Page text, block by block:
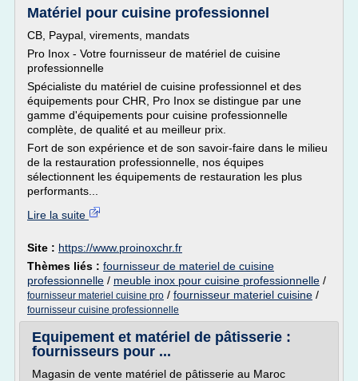
Matériel pour cuisine professionnel
CB, Paypal, virements, mandats
Pro Inox - Votre fournisseur de matériel de cuisine
professionnelle
Spécialiste du matériel de cuisine professionnel et des
équipements pour CHR, Pro Inox se distingue par une
gamme d'équipements pour cuisine professionnelle
complète, de qualité et au meilleur prix.
Fort de son expérience et de son savoir-faire dans le milieu
de la restauration professionnelle, nos équipes
sélectionnent les équipements de restauration les plus
performants...
Lire la suite
Site : https://www.proinoxchr.fr
Thèmes liés : fournisseur de materiel de cuisine
professionnelle / meuble inox pour cuisine professionnelle /
fournisseur materiel cuisine pro / fournisseur materiel cuisine /
fournisseur cuisine professionnelle
Equipement et matériel de pâtisserie :
fournisseurs pour ...
Magasin de vente matériel de pâtisserie au Maroc